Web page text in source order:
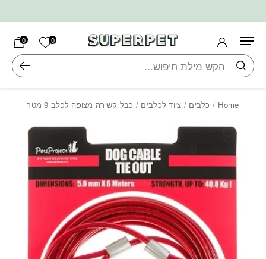
0 הרשימה
0
חיפוש
Home
/ כלבים / ציוד לכלבים / כבל קשירה מצופה לכלב 9 מטר